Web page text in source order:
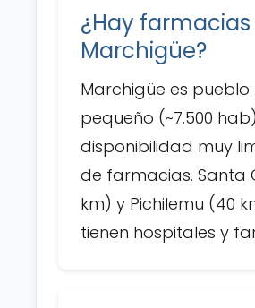
¿Hay farmacias
Marchigüe?
Marchigüe es pueblo
pequeño (~7.500
disponibilidad muy
de farmacias. Santa
km) y Pichilemu (40
tienen hospitales y